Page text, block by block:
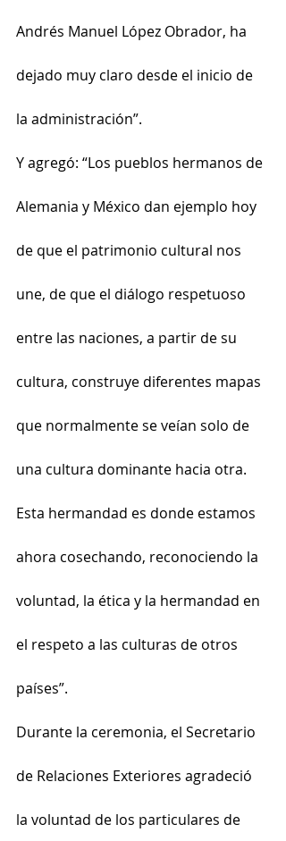
Andrés Manuel López Obrador, ha
dejado muy claro desde el inicio de
la administración”.
Y agregó: “Los pueblos hermanos de
Alemania y México dan ejemplo hoy
de que el patrimonio cultural nos
une, de que el diálogo respetuoso
entre las naciones, a partir de su
cultura, construye diferentes mapas
que normalmente se veían solo de
una cultura dominante hacia otra.
Esta hermandad es donde estamos
ahora cosechando, reconociendo la
voluntad, la ética y la hermandad en
el respeto a las culturas de otros
países”.
Durante la ceremonia, el Secretario
de Relaciones Exteriores agradeció
la voluntad de los particulares de